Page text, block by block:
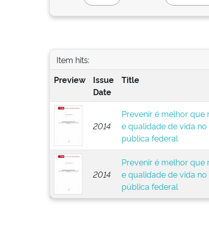
Item hits:
Preview
Issue
Date
Title
2014
Prevenir é melhor
e qualidade de vida
pública federal
2014
Prevenir é melhor
e qualidade de vida
pública federal